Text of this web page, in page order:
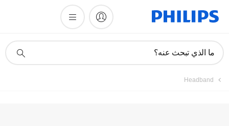
دعم
ما الذي تبحث عنه؟
Headband